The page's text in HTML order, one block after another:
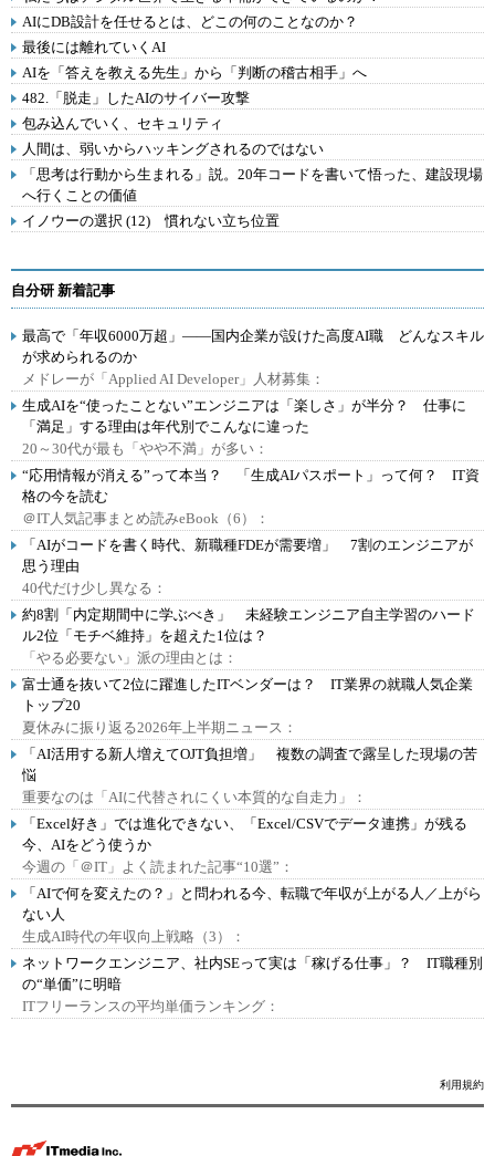
AIにDB設計を任せるとは、どこの何のことなのか？
最後には離れていくAI
AIを「答えを教える先生」から「判断の稽古相手」へ
482.「脱走」したAIのサイバー攻撃
包み込んでいく、セキュリティ
人間は、弱いからハッキングされるのではない
「思考は行動から生まれる」説。20年コードを書いて悟った、建設現場
へ行くことの価値
イノウーの選択 (12) 慣れない立ち位置
自分研 新着記事
最高で「年収6000万超」――国内企業が設けた高度AI職 どんなスキル
が求められるのか
メドレーが「Applied AI Developer」人材募集：
生成AIを“使ったことない”エンジニアは「楽しさ」が半分？ 仕事に
「満足」する理由は年代別でこんなに違った
20～30代が最も「やや不満」が多い：
“応用情報が消える”って本当？ 「生成AIパスポート」って何？ IT資
格の今を読む
＠IT人気記事まとめ読みeBook（6）：
「AIがコードを書く時代、新職種FDEが需要増」 7割のエンジニアが
思う理由
40代だけ少し異なる：
約8割「内定期間中に学ぶべき」 未経験エンジニア自主学習のハード
ル2位「モチベ維持」を超えた1位は？
「やる必要ない」派の理由とは：
富士通を抜いて2位に躍進したITベンダーは？ IT業界の就職人気企業
トップ20
夏休みに振り返る2026年上半期ニュース：
「AI活用する新人増えてOJT負担増」 複数の調査で露呈した現場の苦
悩
重要なのは「AIに代替されにくい本質的な自走力」：
「Excel好き」では進化できない、「Excel/CSVでデータ連携」が残る
今、AIをどう使うか
今週の「＠IT」よく読まれた記事“10選”：
「AIで何を変えたの？」と問われる今、転職で年収が上がる人／上がら
ない人
生成AI時代の年収向上戦略（3）：
ネットワークエンジニア、社内SEって実は「稼げる仕事」？ IT職種別
の“単価”に明暗
ITフリーランスの平均単価ランキング：
利用規約